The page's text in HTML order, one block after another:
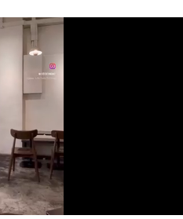
Loaded
:
100.00%